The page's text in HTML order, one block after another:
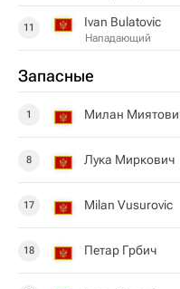
11 Ivan Bulatovic
Нападающий
Запасные
1 Милан
8 Лука Миркович
17 Milan Vusurovic
18 Петар Грбич